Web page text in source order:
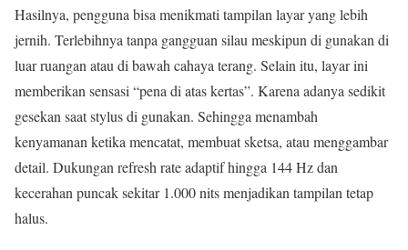
Hasilnya, pengguna bisa menikmati tampilan layar yang lebih
jernih. Terlebihnya tanpa gangguan silau meskipun di gunakan di
luar ruangan atau di bawah cahaya terang. Selain itu, layar ini
memberikan sensasi “pena di atas kertas”. Karena adanya sedikit
gesekan saat stylus di gunakan. Sehingga menambah
kenyamanan ketika mencatat, membuat sketsa, atau menggambar
detail. Dukungan refresh rate adaptif hingga 144 Hz dan
kecerahan puncak sekitar 1.000 nits menjadikan tampilan tetap
halus.